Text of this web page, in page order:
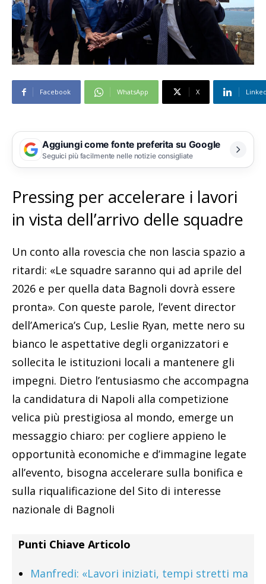
Facebook WhatsApp X
Aggiungi come fonte preferita su Google
Seguici più facilmente nelle notizie consigliate
Pressing per accelerare i lavori
in vista dell’arrivo delle squadre
Un conto alla rovescia che non lascia spazio a
ritardi: «Le squadre saranno qui ad aprile del
2026 e per quella data Bagnoli dovrà essere
pronta». Con queste parole, l’event director
dell’America’s Cup, Leslie Ryan, mette nero su
bianco le aspettative degli organizzatori e
sollecita le istituzioni locali a mantenere gli
impegni. Dietro l’entusiasmo che accompagna
la candidatura di Napoli alla competizione
velica più prestigiosa al mondo, emerge un
messaggio chiaro: per cogliere appieno le
opportunità economiche e d’immagine legate
all’evento, bisogna accelerare sulla bonifica e
sulla riqualificazione del Sito di interesse
nazionale di Bagnoli
Punti Chiave Articolo
Manfredi: «Lavori iniziati, tempi stretti ma